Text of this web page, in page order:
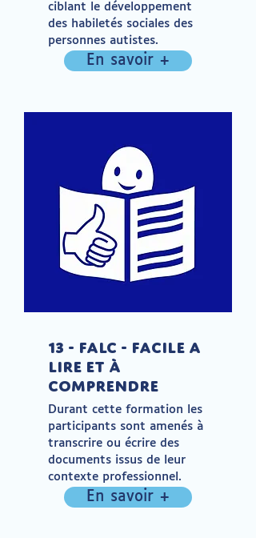
ciblant le développement
des habiletés sociales des
personnes autistes.
En savoir +
13 - FALC - Facile A
Lire et à
Comprendre
Durant cette formation les
participants sont amenés à
transcrire ou écrire des
documents issus de leur
contexte professionnel.
En savoir +